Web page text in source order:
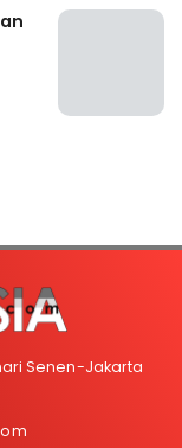
Senen-Jakarta